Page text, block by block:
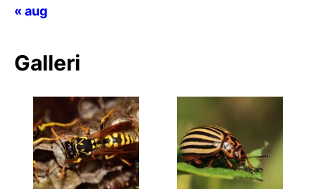
« aug
Galleri